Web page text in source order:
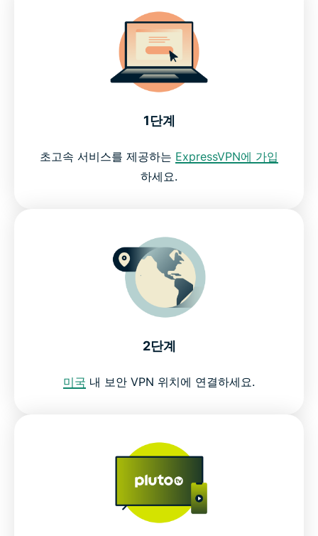
자주 묻는 질문: Pluto TV VPN
스트리밍 사용자의 ExpressVPN 사용 후기
PC, Mac, iOS, Android 등에서 이용 가능한
ExpressVPN을 사용해야 하는 이유
1단계
초고속 서비스를 제공하는 ExpressVPN에 가입
하세요.
2단계
미국 내 보안 VPN 위치에 연결하세요.